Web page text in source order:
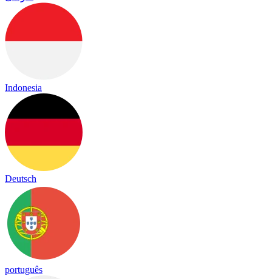
Indonesia
Deutsch
português